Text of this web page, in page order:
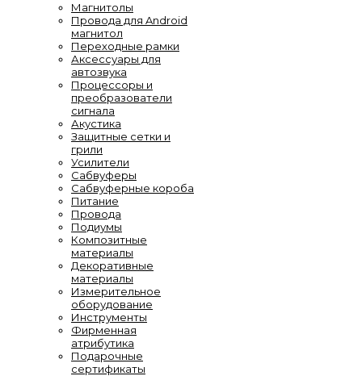
Магнитолы
Провода для Android
магнитол
Переходные рамки
Аксессуары для
автозвука
Процессоры и
преобразователи
сигнала
Акустика
Защитные сетки и
грили
Усилители
Сабвуферы
Сабвуферные короба
Питание
Провода
Подиумы
Композитные
материалы
Декоративные
материалы
Измерительное
оборудование
Инструменты
Фирменная
атрибутика
Подарочные
сертификаты